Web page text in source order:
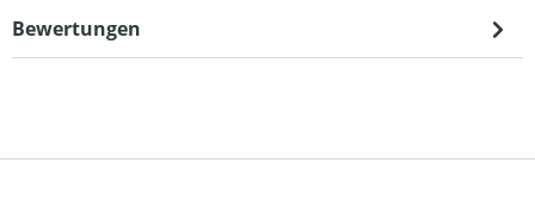
Bewertungen